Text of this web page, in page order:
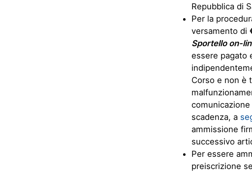
Repubblica di
Per la
versamento di
Sportello on-
essere pagato
Corso e non è
scadenza, a
ammissione
successivo
Per essere
preiscrizione